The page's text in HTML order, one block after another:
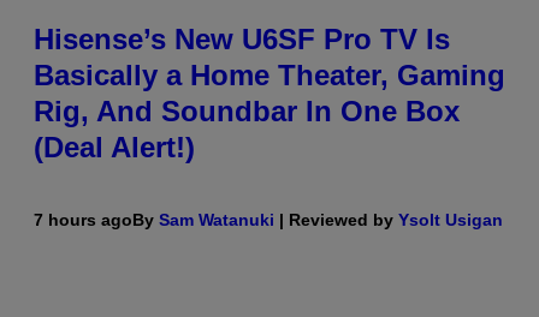
Hisense’s New U6SF Pro TV Is
Basically a Home Theater, Gaming
Rig, And Soundbar In One Box
(Deal Alert!)
7 hours agoBy Sam Watanuki | Reviewed by Ysolt Usigan